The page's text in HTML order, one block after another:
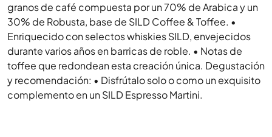
granos de café compuesta por un 70% de Arabica y un
30% de Robusta, base de SILD Coffee & Toffee. •
Enriquecido con selectos whiskies SILD, envejecidos
durante varios años en barricas de roble. • Notas de
toffee que redondean esta creación única. Degustación
y recomendación: • Disfrútalo solo o como un exquisito
complemento en un SILD Espresso Martini.